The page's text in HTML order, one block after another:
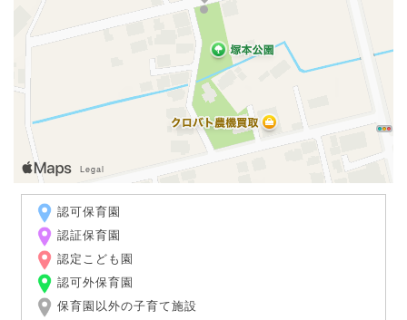
認可保育園
認証保育園
認定こども園
認可外保育園
保育園以外の子育て施設